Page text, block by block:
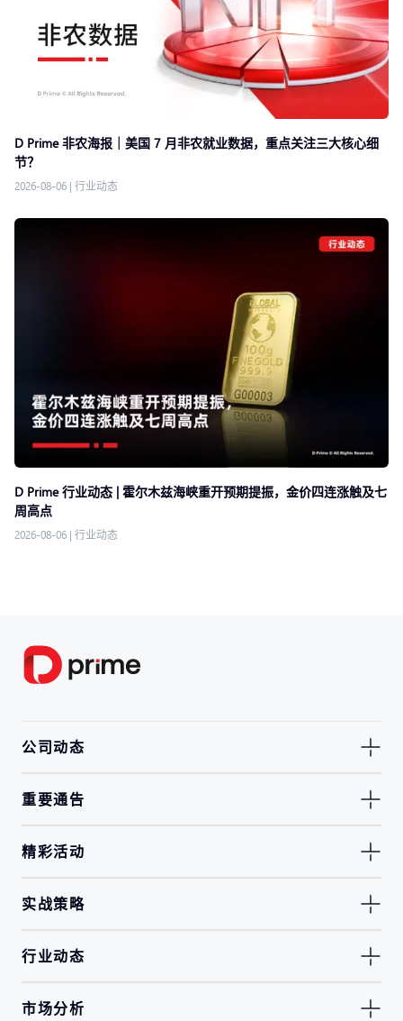
D Prime 非农海报｜美国 7 月非农就业数据，重点关注三大核心细
节？
2026-08-06 | 行业动态
D Prime 行业动态 | 霍尔木兹海峡重开预期提振，金价四连涨触及七
周高点
2026-08-06 | 行业动态
公司动态
重要通告
精彩活动
实战策略
行业动态
市场分析